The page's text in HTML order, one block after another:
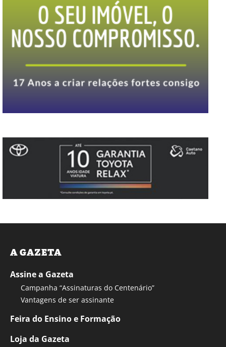
A GAZETA
Assine a Gazeta
Campanha “Assinaturas do Centenário”
Vantagens de ser assinante
Feira do Ensino e Formação
Loja da Gazeta